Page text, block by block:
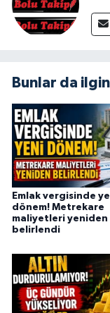
Bunlar da
Emlak vergisinde
dönem! Metrekare
maliyetleri yeniden
belirlendi